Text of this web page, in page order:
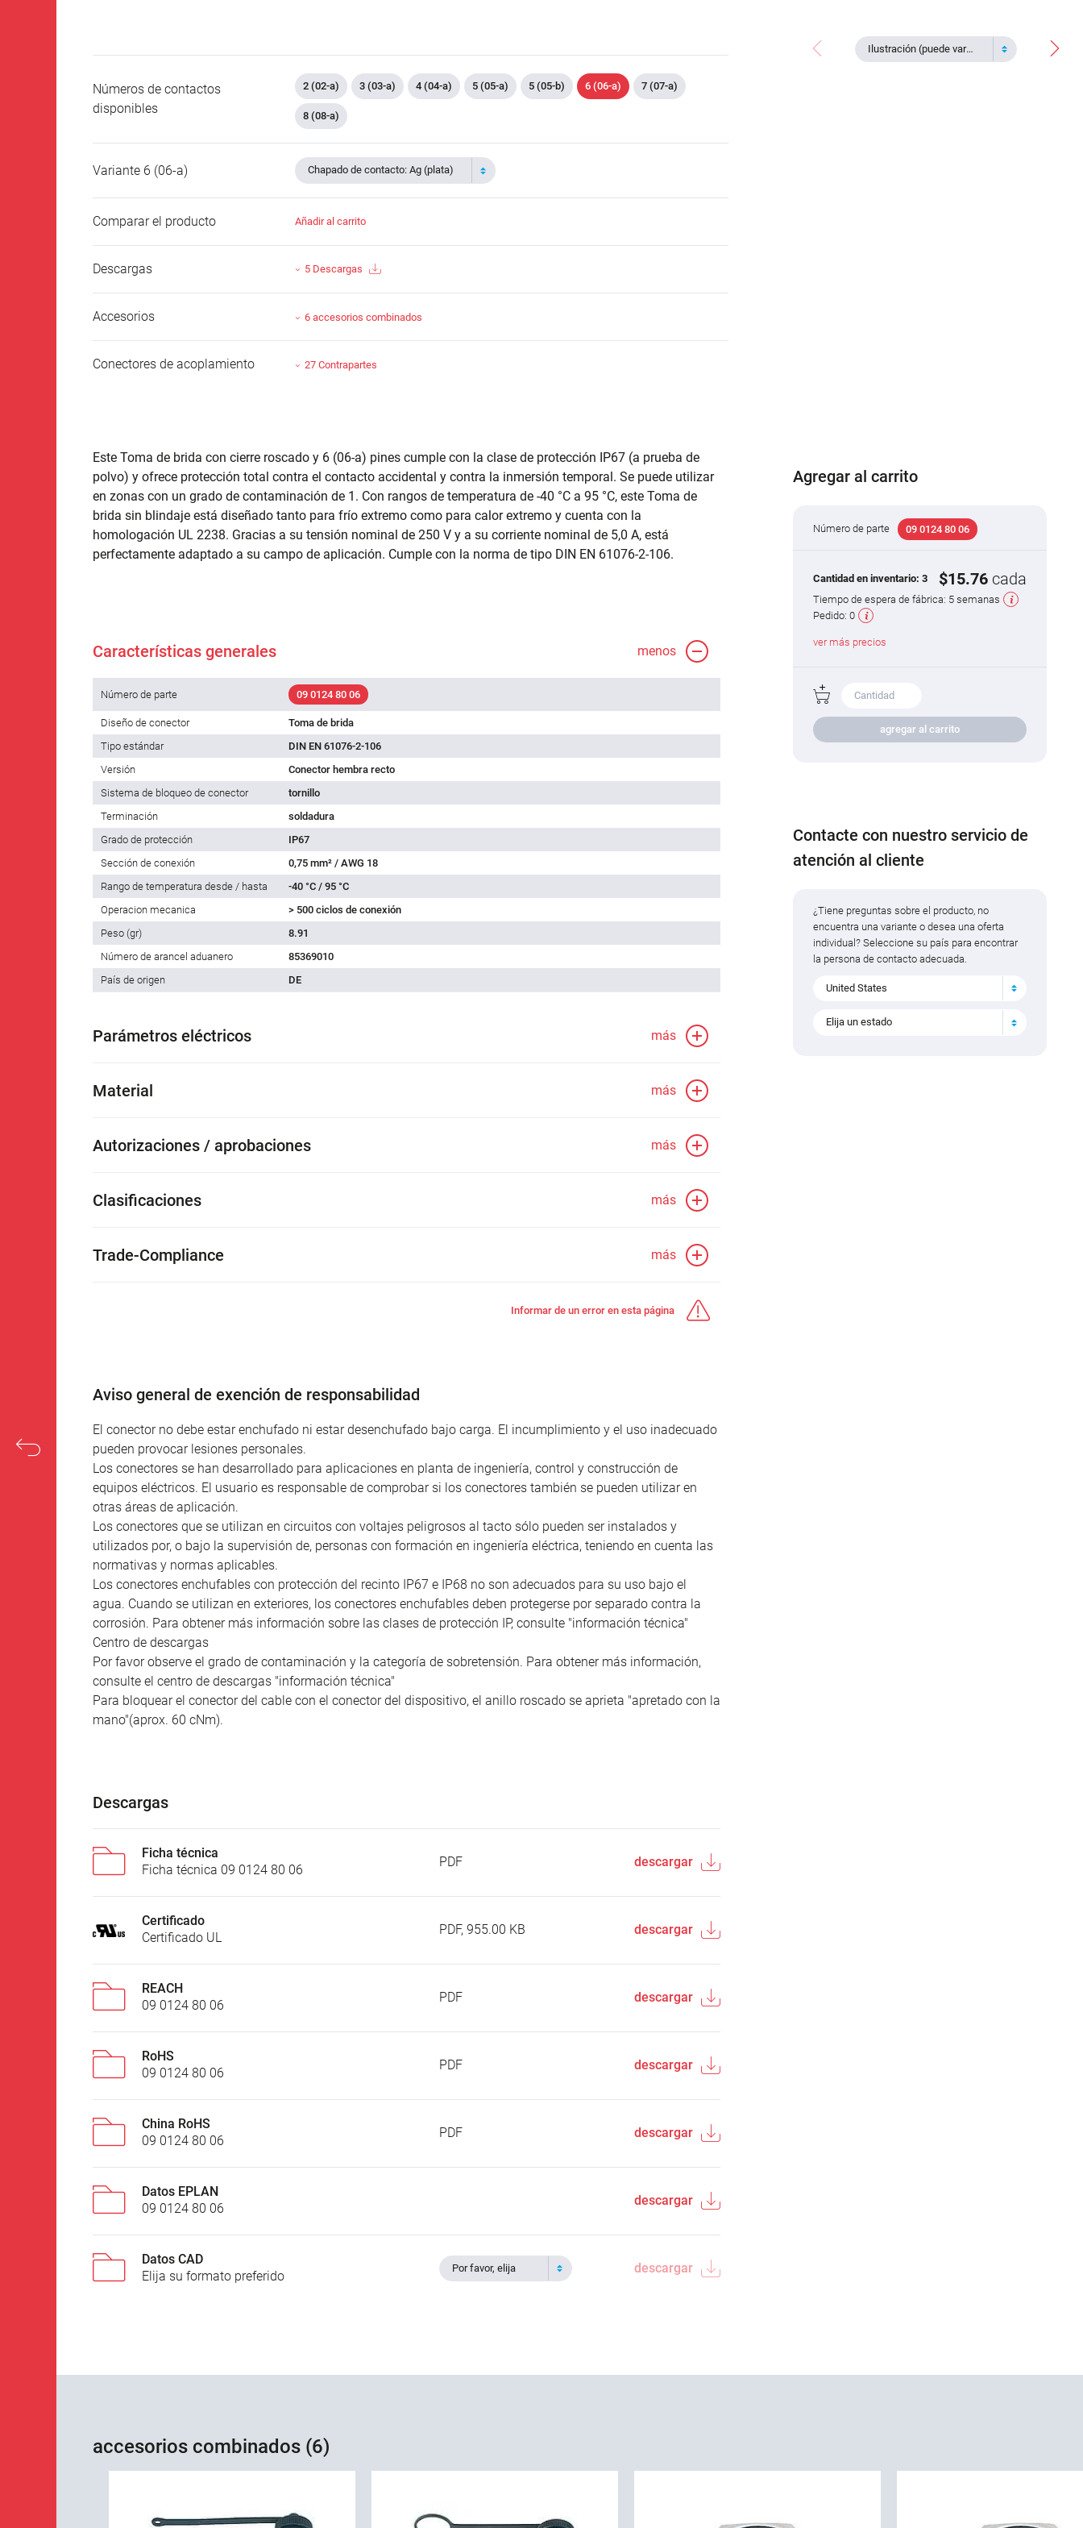
Ilustración (puede variar)
Números de contactos
disponibles
2 (02-a) 3 (03-a) 4 (04-a) 5 (05-a) 5 (05-b) 6 (06-a) 7 (07-a)
8 (08-a)
Variante 6 (06-a) Chapado de contacto: Ag (plata)
Comparar el producto Añadir al carrito
Descargas 5 Descargas
Accesorios 6 accesorios combinados
Conectores de acoplamiento 27 Contrapartes
Este Toma de brida con cierre roscado y 6 (06-a) pines cumple con la clase de protección IP67 (a prueba de
polvo) y ofrece protección total contra el contacto accidental y contra la inmersión temporal. Se puede utilizar
en zonas con un grado de contaminación de 1. Con rangos de temperatura de -40 °C a 95 °C, este Toma de
brida sin blindaje está diseñado tanto para frío extremo como para calor extremo y cuenta con la
homologación UL 2238. Gracias a su tensión nominal de 250 V y a su corriente nominal de 5,0 A, está
perfectamente adaptado a su campo de aplicación. Cumple con la norma de tipo DIN EN 61076-2-106.
Características generales menos
Número de parte 09 0124 80 06
Diseño de conector
Toma de brida
Tipo estándar
DIN EN 61076-2-106
Versión
Conector hembra recto
Sistema de bloqueo de conector
tornillo
Terminación
soldadura
Grado de protección
IP67
Sección de conexión
0,75 mm² / AWG 18
Rango de temperatura desde / hasta
-40 °C / 95 °C
Operacion mecanica
> 500 ciclos de conexión
Peso (gr)
8.91
Número de arancel aduanero
85369010
País de origen
DE
Parámetros eléctricos más
Material más
Autorizaciones / aprobaciones más
Clasificaciones más
Trade-Compliance más
Informar de un error en esta página
Aviso general de exención de responsabilidad
El conector no debe estar enchufado ni estar desenchufado bajo carga. El incumplimiento y el uso inadecuado
pueden provocar lesiones personales.
Los conectores se han desarrollado para aplicaciones en planta de ingeniería, control y construcción de
equipos eléctricos. El usuario es responsable de comprobar si los conectores también se pueden utilizar en
otras áreas de aplicación.
Los conectores que se utilizan en circuitos con voltajes peligrosos al tacto sólo pueden ser instalados y
utilizados por, o bajo la supervisión de, personas con formación en ingeniería eléctrica, teniendo en cuenta las
normativas y normas aplicables.
Los conectores enchufables con protección del recinto IP67 e IP68 no son adecuados para su uso bajo el
agua. Cuando se utilizan en exteriores, los conectores enchufables deben protegerse por separado contra la
corrosión. Para obtener más información sobre las clases de protección IP, consulte "información técnica"
Centro de descargas
Por favor observe el grado de contaminación y la categoría de sobretensión. Para obtener más información,
consulte el centro de descargas "información técnica"
Para bloquear el conector del cable con el conector del dispositivo, el anillo roscado se aprieta "apretado con la
mano"(aprox. 60 cNm).
Descargas
Ficha técnica
Ficha técnica 09 0124 80 06
PDF descargar
Certificado
Certificado UL
PDF, 955.00 KB descargar
REACH
09 0124 80 06
PDF descargar
RoHS
09 0124 80 06
PDF descargar
China RoHS
09 0124 80 06
PDF descargar
Datos EPLAN
09 0124 80 06
descargar
Datos CAD
Elija su formato preferido
Por favor, elija descargar
Agregar al carrito
Número de parte 09 0124 80 06
Cantidad en inventario:3 $15.76cada
Tiempo de espera de fábrica: 5 semanas
Pedido:0
ver más precios
agregar al carrito
Contacte con nuestro servicio de
atención al cliente
¿Tiene preguntas sobre el producto, no
encuentra una variante o desea una oferta
individual? Seleccione su país para encontrar
la persona de contacto adecuada.
United States
Elija un estado
accesorios combinados (6)